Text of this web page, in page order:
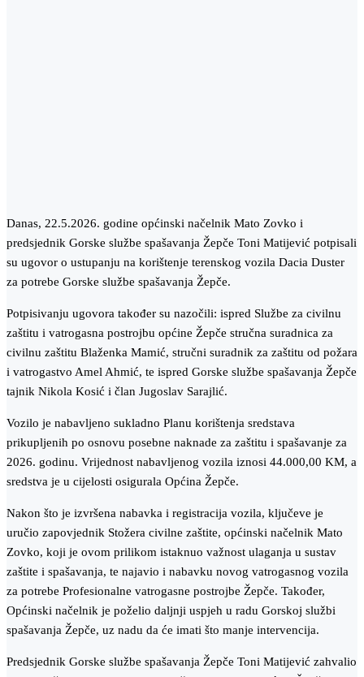
Danas, 22.5.2026. godine općinski načelnik Mato Zovko i
predsjednik Gorske službe spašavanja Žepče Toni Matijević potpisali
su ugovor o ustupanju na korištenje terenskog vozila Dacia Duster
za potrebe Gorske službe spašavanja Žepče.
Potpisivanju ugovora također su nazočili: ispred Službe za civilnu
zaštitu i vatrogasna postrojbu općine Žepče stručna suradnica za
civilnu zaštitu Blaženka Mamić, stručni suradnik za zaštitu od požara
i vatrogastvo Amel Ahmić, te ispred Gorske službe spašavanja Žepče
tajnik Nikola Kosić i član Jugoslav Sarajlić.
Vozilo je nabavljeno sukladno Planu korištenja sredstava
prikupljenih po osnovu posebne naknade za zaštitu i spašavanje za
2026. godinu. Vrijednost nabavljenog vozila iznosi 44.000,00 KM, a
sredstva je u cijelosti osigurala Općina Žepče.
Nakon što je izvršena nabavka i registracija vozila, ključeve je
uručio zapovjednik Stožera civilne zaštite, općinski načelnik Mato
Zovko, koji je ovom prilikom istaknuo važnost ulaganja u sustav
zaštite i spašavanja, te najavio i nabavku novog vatrogasnog vozila
za potrebe Profesionalne vatrogasne postrojbe Žepče. Također,
Općinski načelnik je poželio daljnji uspjeh u radu Gorskoj službi
spašavanja Žepče, uz nadu da će imati što manje intervencija.
Predsjednik Gorske službe spašavanja Žepče Toni Matijević zahvalio